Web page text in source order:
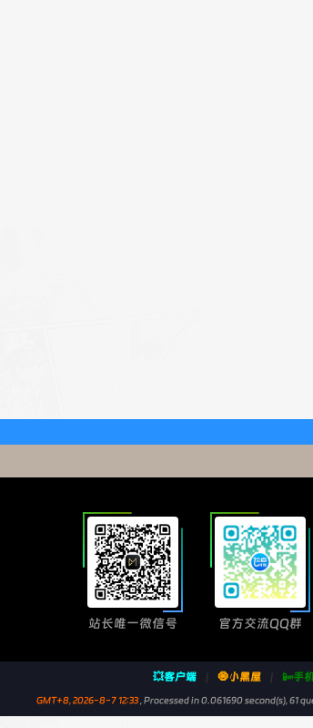
官方交流QQ群
站长唯一微信号
💥客户端 🧿小黑屋 📴手
GMT+8, 2026-8-7 12:33 , Processed in 0.061690 second(s), 61